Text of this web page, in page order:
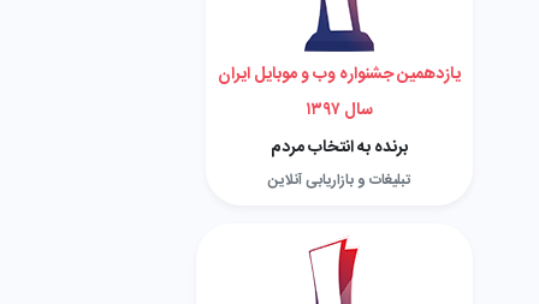
یازدهمین جشنواره وب و موبایل ایران
سال ۱۳۹۷
برنده به انتخاب مردم
تبلیغات و بازاریابی آنلاین